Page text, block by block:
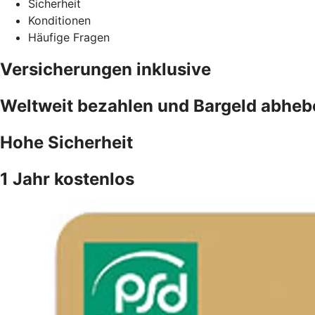
Sicherheit
Konditionen
Häufige Fragen
Versicherungen inklusive
Weltweit bezahlen und Bargeld
Hohe Sicherheit
1 Jahr kostenlos